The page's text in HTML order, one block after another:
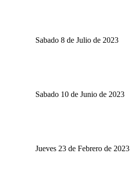
Sabado 8 de Julio de 2023
Sabado 10 de Junio de 2023
Jueves 23 de Febrero de 2023